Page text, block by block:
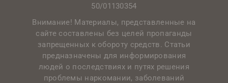
50/01130354
Внимание! Материалы, представленные на
сайте составлены без целей пропаганды
запрещенных к обороту средств. Статьи
предназначены для информирования
людей о последствиях и путях решения
проблемы наркомании, заболеваний